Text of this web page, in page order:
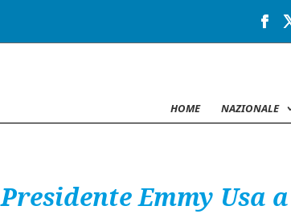
HOME NAZIONALE
Presidente Emmy Usa